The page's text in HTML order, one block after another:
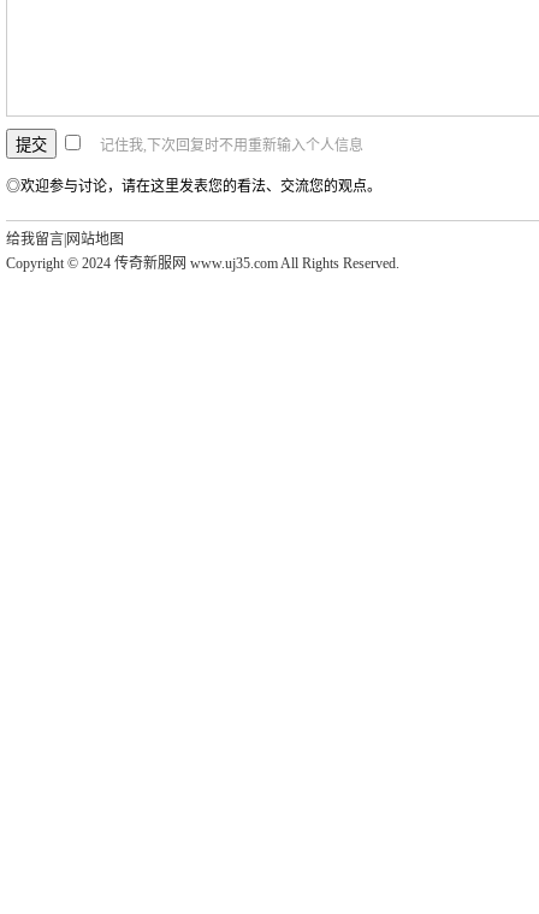
记住我,下次回复时不用重新输入个人信息
◎欢迎参与讨论，请在这里发表您的看法、交流您的观点。
给我留言 网站地图
Copyright © 2024 传奇新服网 www.uj35.com All Rights Reserved.